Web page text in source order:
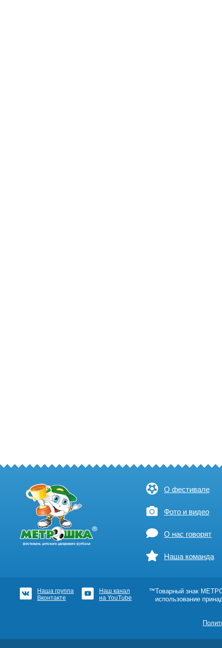
О фестивале
Фото и видео
О нас говорят
Наша команда
Наша группа
Вконтакте
Наш канал
на YouTube
™Товарный знак
использование